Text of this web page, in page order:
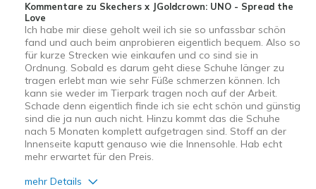
Kommentare zu Skechers x JGoldcrown: UNO - Spread the
Love
Ich habe mir diese geholt weil ich sie so unfassbar schön
fand und auch beim anprobieren eigentlich bequem. Also so
für kurze Strecken wie einkaufen und co sind sie in
Ordnung. Sobald es darum geht diese Schuhe länger zu
tragen erlebt man wie sehr Füße schmerzen können. Ich
kann sie weder im Tierpark tragen noch auf der Arbeit.
Schade denn eigentlich finde ich sie echt schön und günstig
sind die ja nun auch nicht. Hinzu kommt das die Schuhe
nach 5 Monaten komplett aufgetragen sind. Stoff an der
Innenseite kaputt genauso wie die Innensohle. Hab echt
mehr erwartet für den Preis.
mehr Details